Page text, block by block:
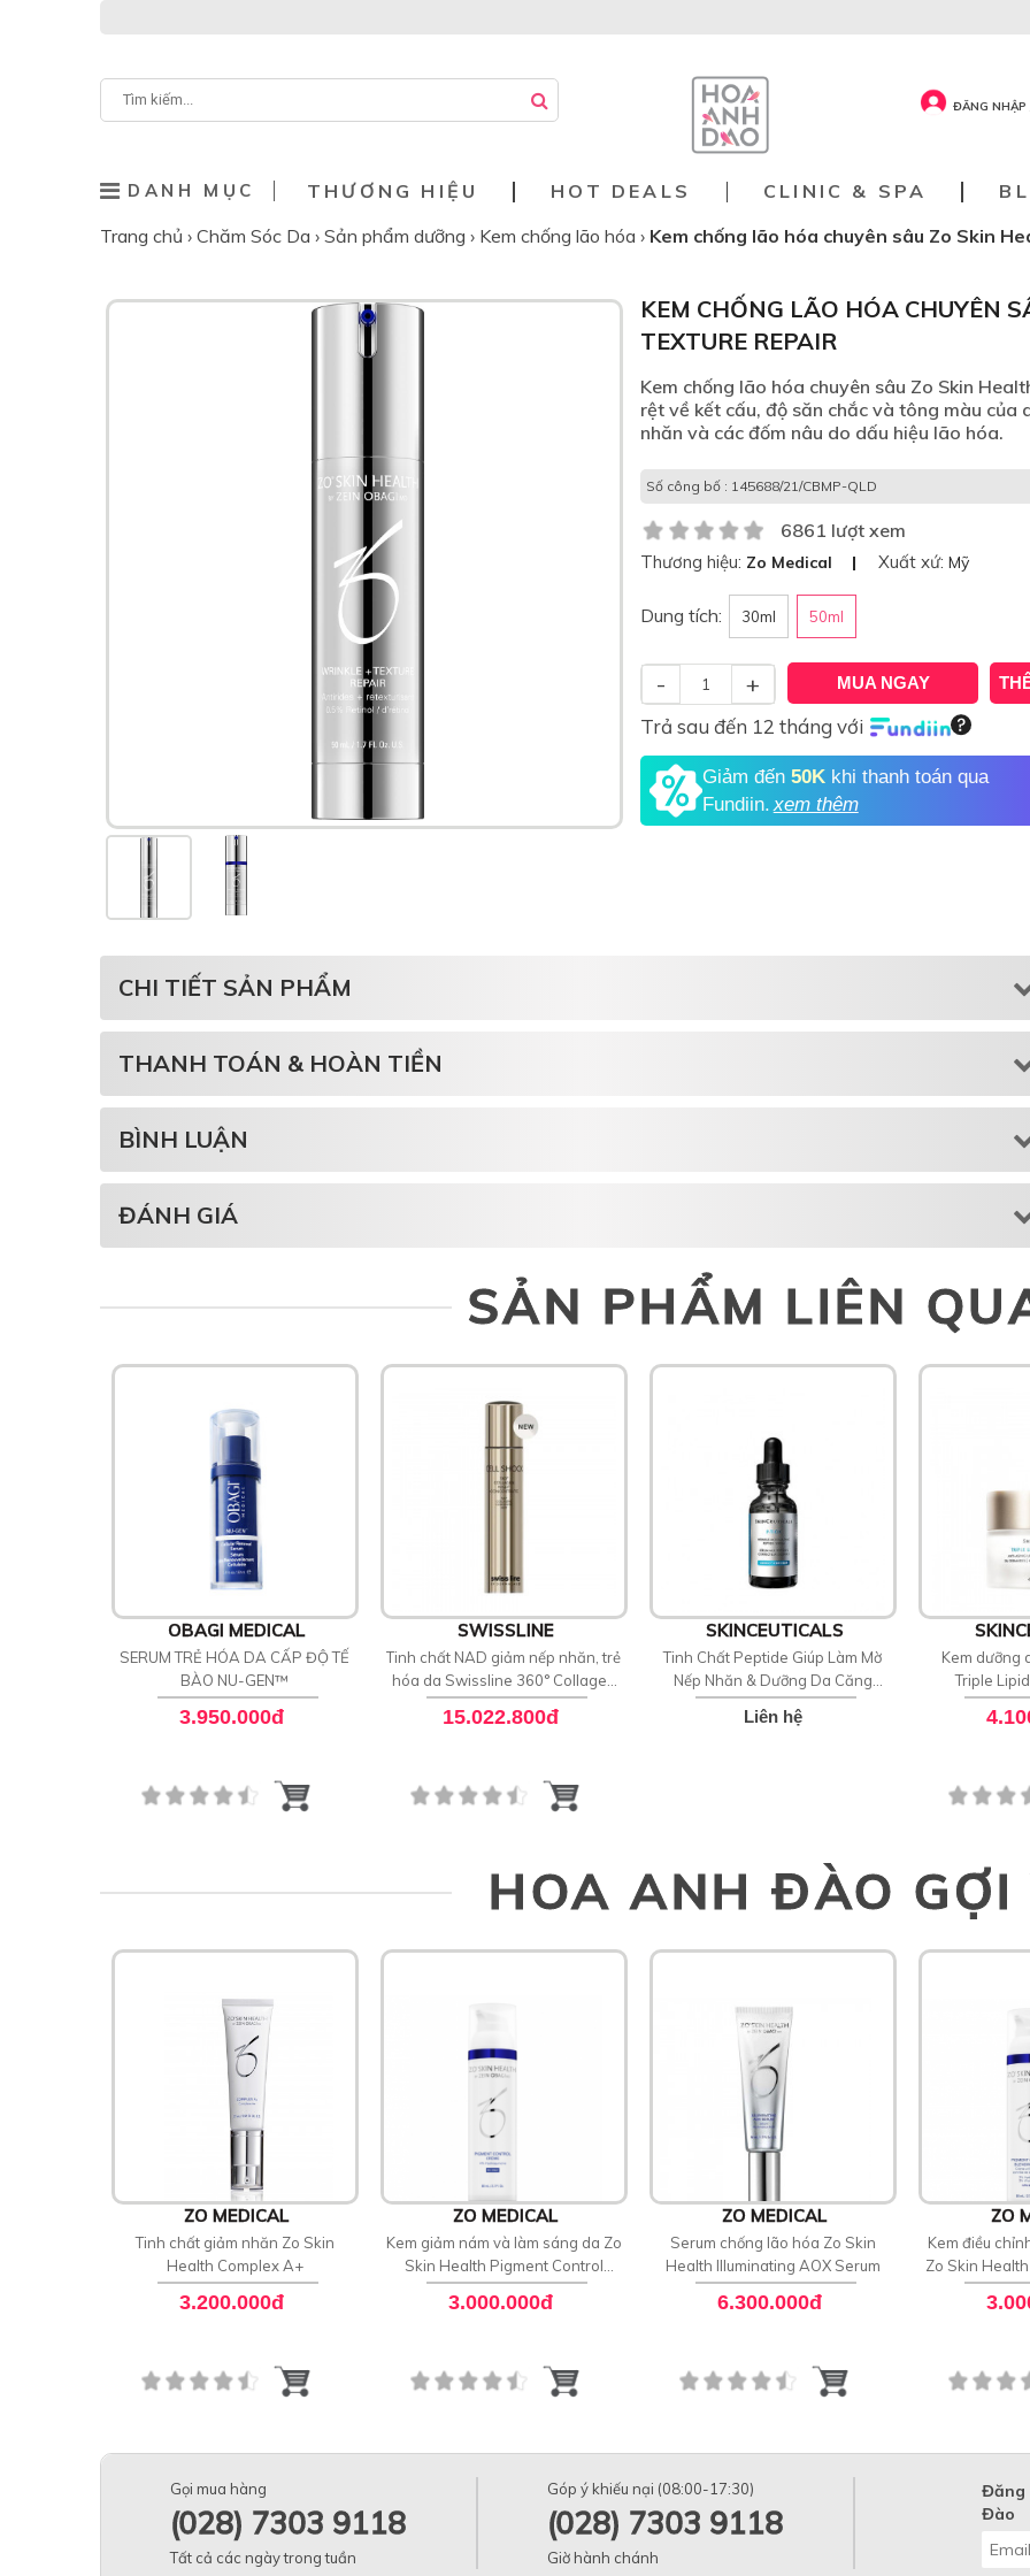
ĐĂNG NHẬP
DANH MỤC THƯƠNG HIỆU HOT DEALS CLINIC & SPA
Trang chủ › Chăm Sóc Da › Sản phẩm dưỡng › Kem chống lão hóa › Kem chống lão hóa chuyên sâu Zo Skin
KEM CHỐNG LÃO HÓA CHUYÊN
TEXTURE REPAIR
Kem chống lão hóa chuyên sâu Zo Skin
rệt về kết cấu, độ săn chắc và tông màu
nhăn và các đốm nâu do dấu hiệu lão hóa.
Số công bố : 145688/21/CBMP-QLD
6861 lượt xem
Thương hiệu: Zo Medical Xuất xứ: Mỹ
Dung tích: 30ml 50ml
- + MUA NGAY
Trả sau đến 12 tháng với
Giảm đến 50K khi thanh toán qua
Fundiin. xem thêm
CHI TIẾT SẢN PHẨM
THANH TOÁN & HOÀN TIỀN
BÌNH LUẬN
ĐÁNH GIÁ
SẢN PHẨM LIÊN
OBAGI MEDICAL
SERUM TRẺ HÓA DA CẤP ĐỘ TẾ
BÀO NU-GEN™
3.950.000đ
SWISSLINE
Tinh chất NAD giảm nếp nhăn, trẻ
hóa da Swissline 360° Collagen
Night Concentrate
15.022.800đ
SKINCEUTICALS
Tinh Chất Peptide Giúp Làm Mờ
Nếp Nhăn & Dưỡng Da Căng
Bóng SkinCeuticals P-TIOX
Liên hệ
Kem dưỡng
Triple
HOA ANH ĐÀO GỢI
ZO MEDICAL
Tinh chất giảm nhăn Zo Skin
Health Complex A+
3.200.000đ
ZO MEDICAL
Kem giảm nám và làm sáng da Zo
Skin Health Pigment Control
Crème 4% HQ - RX
3.000.000đ
ZO MEDICAL
Serum chống lão hóa Zo Skin
Health Illuminating AOX Serum
6.300.000đ
ZO
Kem điều
Zo Skin
Blending
Gọi mua hàng
(028) 7303 9118
Tất cả các ngày trong tuần
Góp ý khiếu nại (08:00-17:30)
(028) 7303 9118
Giờ hành chánh
Đăng
Đào